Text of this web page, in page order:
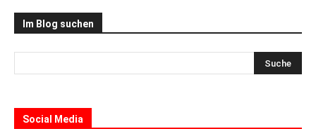
Im Blog suchen
Social Media